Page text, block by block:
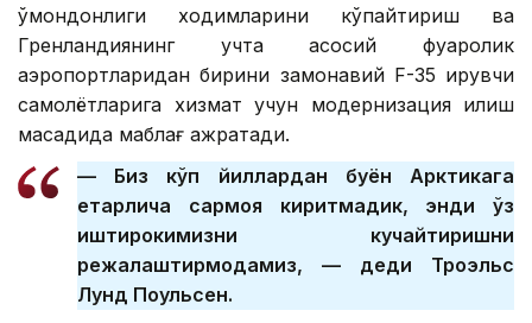
қўмондонлиги ходимларини кўпайтириш ва
Гренландиянинг учта асосий фуқаролик
аэропортларидан бирини замонавий F-35 қирувчи
самолётларига хизмат учун модернизация қилиш
мақсадида маблағ ажратади.
— Биз кўп йиллардан буён Арктикага
етарлича сармоя киритмадик, энди ўз
иштирокимизни кучайтиришни
режалаштирмоқдамиз, — деди Троэльс
Лунд Поульсен.